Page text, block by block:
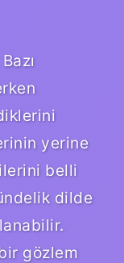
yerine
belli
dilde
gözlem